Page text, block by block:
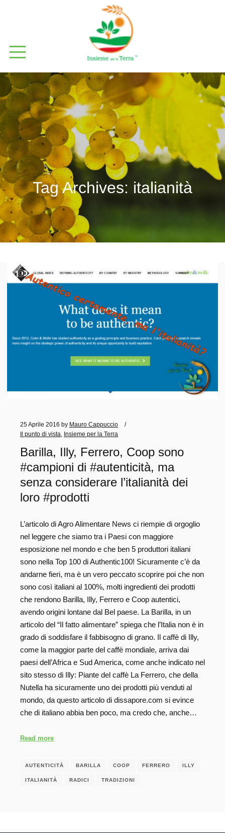
Tag Archives: italianità
25 Aprile 2016 by Mauro Cappuccio
Il punto di vista
Insieme per la Terra
Barilla, Illy, Ferrero, Coop sono
#campioni di #autenticità, ma
senza considerare l’italianità dei
loro #prodotti
L’articolo di Agro Alimentare News ci riempie di orgoglio
nel leggere che siamo tra i Paesi con maggiore
esposizione nel mondo e che ben 5 produttori italiani
sono nella Top 100 di Authentic100! Sicuramente c’è da
andarne fieri, ma è un vero peccato scoprire poi che non
sono così italiani al 100%, molti ingredienti dei prodotti
che rendono Barilla, Illy, Ferrero e Coop autentici,
avendo origini lontane dal Bel paese. La Barilla, in un
articolo del “Il fatto alimentare” spiega che l’Italia non è in
grado di soddisfare il fabbisogno di grano. Il caffè di Illy,
come la maggior parte del caffè mondiale, arriva dai
paesi dell’Africa e Sud America, come anche indicato nel
sito stesso di Illy: Piante del caffè La Ferrero, che della
Nutella ha sicuramente uno dei prodotti più venduti al
mondo, da questo articolo di dissapore.com si evince
che di italiano abbia ben poco, ma credo che, anche…
Read more
AUTENTICITÀ BARILLA COOP FERRERO ILLY
ITALIANITÀ RADICI TRADIZIONI